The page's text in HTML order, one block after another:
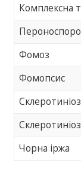
Комплексна
Фомоз
Фомопсис
Склеротиніоз
Чорна іржа